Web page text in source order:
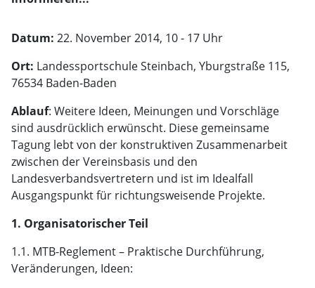
Datum: 22. November 2014, 10 - 17 Uhr
Ort: Landessportschule Steinbach, Yburgstraße 115,
76534 Baden-Baden
Ablauf: Weitere Ideen, Meinungen und Vorschläge
sind ausdrücklich erwünscht. Diese gemeinsame
Tagung lebt von der konstruktiven Zusammenarbeit
zwischen der Vereinsbasis und den
Landesverbandsvertretern und ist im Idealfall
Ausgangspunkt für richtungsweisende Projekte.
1. Organisatorischer Teil
1.1. MTB-Reglement – Praktische Durchführung,
Veränderungen, Ideen: